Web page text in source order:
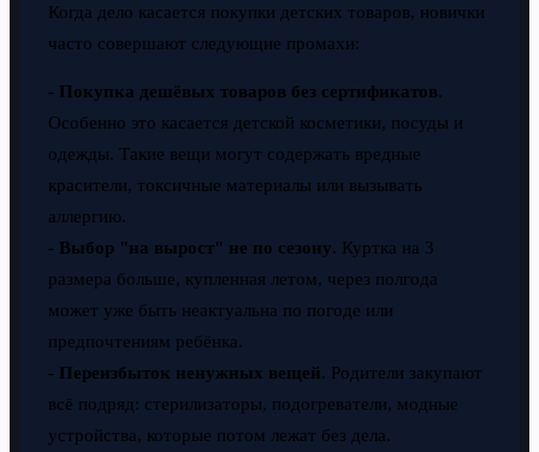
Когда дело касается покупки детских товаров, новички
часто совершают следующие промахи:
- Покупка дешёвых товаров без сертификатов.
Особенно это касается детской косметики, посуды и
одежды. Такие вещи могут содержать вредные
красители, токсичные материалы или вызывать
аллергию.
- Выбор "на вырост" не по сезону. Куртка на 3
размера больше, купленная летом, через полгода
может уже быть неактуальна по погоде или
предпочтениям ребёнка.
- Переизбыток ненужных вещей. Родители закупают
всё подряд: стерилизаторы, подогреватели, модные
устройства, которые потом лежат без дела.